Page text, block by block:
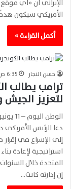
الإيراني أن «أي
الأمريكي سيكون
أكمل القراءة »
حسن النجار 6:35 ص11 يونيو، 2026
ترامب يطالب
لتعزيز الجيش
دعا الرئيس
إلى الإسراع في
استراتيجية لإعادة
المتحدة خلال
إن إدارته كانت…